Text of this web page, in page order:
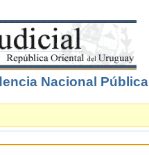
Nacional Pública